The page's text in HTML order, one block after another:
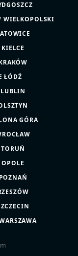
WIELKOPOLSKI
ŁÓDŹ
LUBLIN
GÓRA